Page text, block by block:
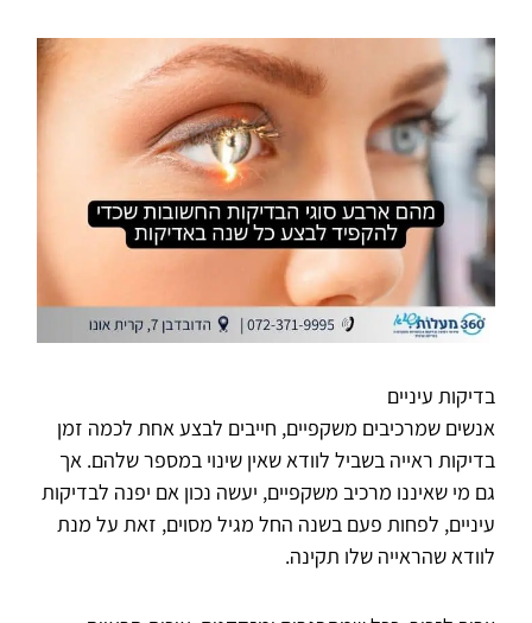
בדיקות עיניים
אנשים שמרכיבים משקפיים, חייבים לבצע אחת לכמה זמן
בדיקות ראייה בשביל לוודא שאין שינוי במספר שלהם. אך
גם מי שאיננו מרכיב משקפיים, יעשה נכון אם יפנה לבדיקות
עיניים, לפחות פעם בשנה החל מגיל מסוים, זאת על מנת
לוודא שהראייה שלו תקינה.